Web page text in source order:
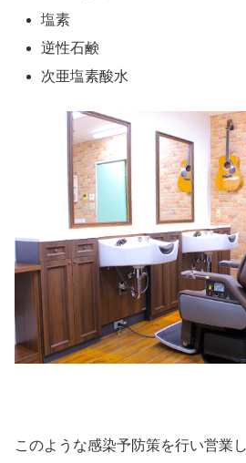
塩素
逆性石鹸
次亜塩素酸水
このような感染予防策を行い営業